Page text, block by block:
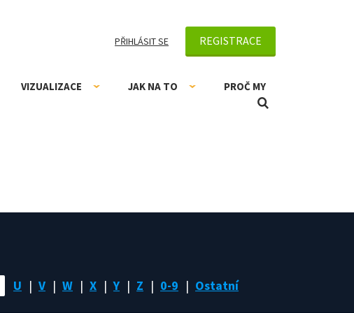
PŘIHLÁSIT SE REGISTRACE
VIZUALIZACE JAK NA TO PROČ MY
U V W X Y Z 0-9 Ostatní